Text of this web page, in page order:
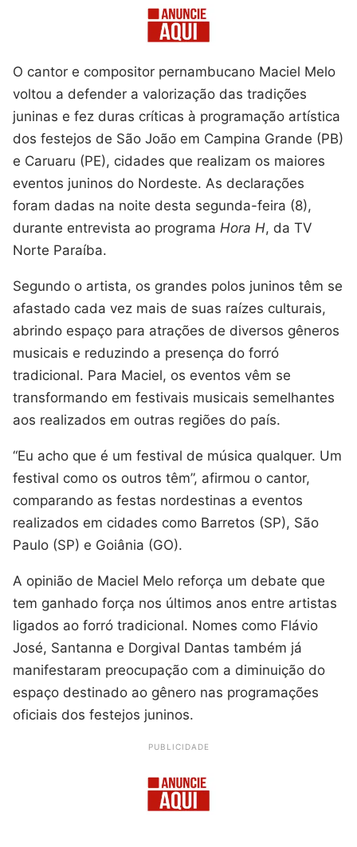
O cantor e compositor pernambucano Maciel Melo
voltou a defender a valorização das tradições
juninas e fez duras críticas à programação artística
dos festejos de São João em Campina Grande (PB)
e Caruaru (PE), cidades que realizam os maiores
eventos juninos do Nordeste. As declarações
foram dadas na noite desta segunda-feira (8),
durante entrevista ao programa Hora H, da TV
Norte Paraíba.
Segundo o artista, os grandes polos juninos têm se
afastado cada vez mais de suas raízes culturais,
abrindo espaço para atrações de diversos gêneros
musicais e reduzindo a presença do forró
tradicional. Para Maciel, os eventos vêm se
transformando em festivais musicais semelhantes
aos realizados em outras regiões do país.
“Eu acho que é um festival de música qualquer. Um
festival como os outros têm”, afirmou o cantor,
comparando as festas nordestinas a eventos
realizados em cidades como Barretos (SP), São
Paulo (SP) e Goiânia (GO).
A opinião de Maciel Melo reforça um debate que
tem ganhado força nos últimos anos entre artistas
ligados ao forró tradicional. Nomes como Flávio
José, Santanna e Dorgival Dantas também já
manifestaram preocupação com a diminuição do
espaço destinado ao gênero nas programações
oficiais dos festejos juninos.
PUBLICIDADE